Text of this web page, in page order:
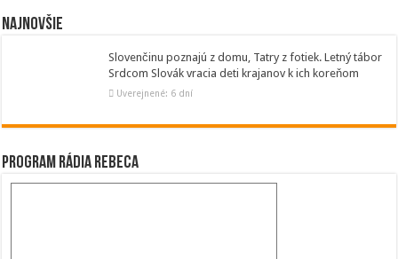
Najnovšie
Slovenčinu poznajú z domu, Tatry z fotiek. Letný tábor
Srdcom Slovák vracia deti krajanov k ich koreňom
Uverejnené: 6 dní
Program Rádia Rebeca